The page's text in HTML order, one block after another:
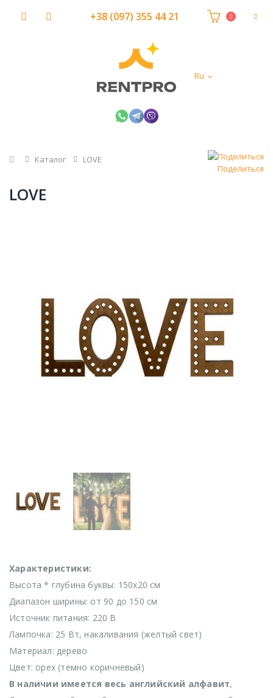
Ru
+38 (097) 355 44 21
Главная
Каталог
LOVE
Поделиться
LOVE
Характеристики:
Высота * глубина буквы: 150х20 см
Диапазон ширины: от 90 до 150 см
Источник питания: 220 В
Лампочка: 25 Вт, накаливания (желтый свет)
Материал: дерево
Цвет: орех (темно коричневый)
В наличии имеется весь английский алфавит,